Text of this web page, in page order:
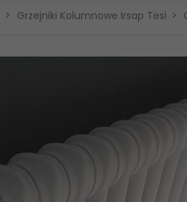
Grzejniki Kolumnowe Irsap Tesi